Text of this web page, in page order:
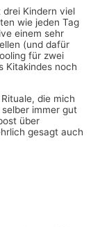
Kindern viel
wie jeden Tag
einem sehr
(und dafür
für zwei
Kitakindes noch
die mich
immer gut
über
gesagt auch